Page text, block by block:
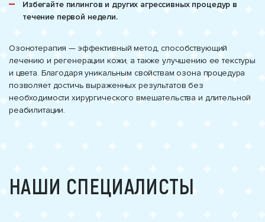
Избегайте пилингов и других агрессивных процедур в
течение первой недели.
Озонотерапия — эффективный метод, способствующий
лечению и регенерации кожи, а также улучшению ее текстуры
и цвета. Благодаря уникальным свойствам озона процедура
позволяет достичь выраженных результатов без
необходимости хирургического вмешательства и длительной
реабилитации.
НАШИ СПЕЦИАЛИСТЫ